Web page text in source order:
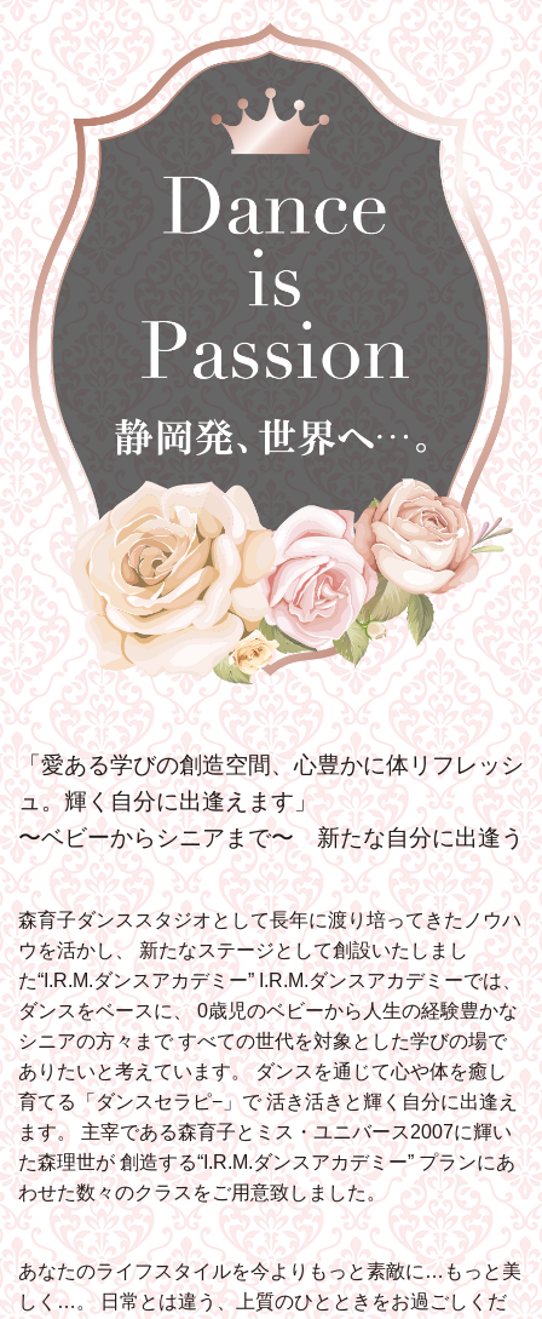
「愛ある学びの創造空間、心豊かに体リフレッシ
ュ。輝く自分に出逢えます」
〜ベビーからシニアまで〜 新たな自分に出逢う
森育子ダンススタジオとして長年に渡り培ってきたノウハ
ウを活かし、 新たなステージとして創設いたしまし
た“I.R.M.ダンスアカデミー”I.R.M.ダンスアカデミーでは、
ダンスをベースに、0歳児のベビーから人生の経験豊かな
シニアの方々まですべての世代を対象とした学びの場で
ありたいと考えています。 ダンスを通じて心や体を癒し
育てる「ダンスセラピ−」で活き活きと輝く自分に出逢え
ます。
主宰である森育子とミス・ユニバース2007に輝い
た森理世が創造する“I.R.M.ダンスアカデミー”プランにあ
わせた数々のクラスをご用意致しました。
あなたのライフスタイルを今よりもっと素敵に…もっと美
しく…。日常とは違う、上質のひとときをお過ごしくだ